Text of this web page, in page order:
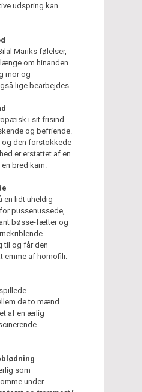
udspring kan
Mariks følelser,
om hinanden
mor og
lige bearbejdes.
i sit frisind
og befriende.
og den forstokkede
er erstattet af en
bred kam.
en lidt uheldig
pussenussede,
bøsse-fætter og
til og får den
emme af homofili.
de to mænd
af en ærlig
som
under